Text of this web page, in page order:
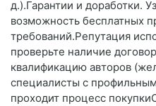
д.).Гарантии и доработки.
возможность бесплатных
требований.Репутация
проверьте наличие
квалификацию авторов
специалисты с
проходит процесс